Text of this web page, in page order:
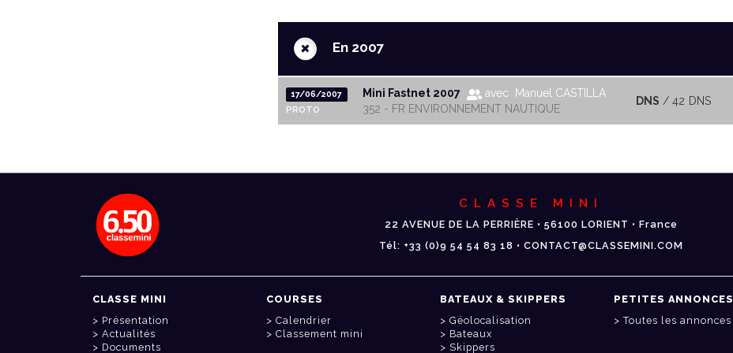
+ En 2007
17/06/2007
PROTO
Mini Fastnet 2007
avec Manuel CASTILLA
352 - FR ENVIRONNEMENT NAUTIQUE
DNS / 42 DNS
CLASSE MINI
22 AVENUE DE LA PERRIÈRE • 56100 LORIENT • France
Tél: +33 (0)9 54 54 83 18 • CONTACT@CLASSEMINI.COM
CLASSE MINI
Présentation
Actualités
Documents
COURSES
Calendrier
Classement mini
BATEAUX & SKIPPERS
Géolocalisation
Bateaux
Skippers
PETITES ANNONCES
Toutes les annonces